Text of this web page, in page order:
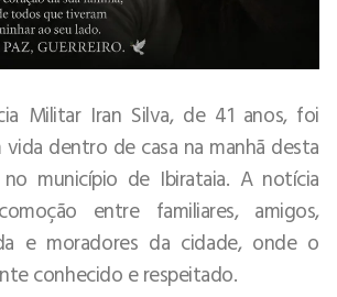
Militar Iran Silva, de 41 anos, foi
dentro de casa na manhã desta
município de Ibirataia. A notícia
entre familiares, amigos,
e moradores da cidade, onde o
conhecido e respeitado.